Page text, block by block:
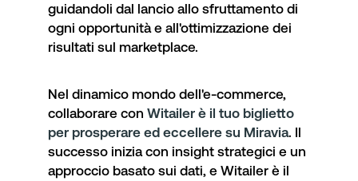
guidandoli dal lancio allo sfruttamento di
ogni opportunità e all'ottimizzazione dei
risultati sul marketplace.
Nel dinamico mondo dell'e-commerce,
collaborare con Witailer è il tuo biglietto
per prosperare ed eccellere su Miravia. Il
successo inizia con insight strategici e un
approccio basato sui dati, e Witailer è il